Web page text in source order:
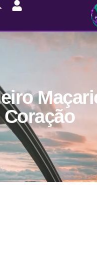
Coração